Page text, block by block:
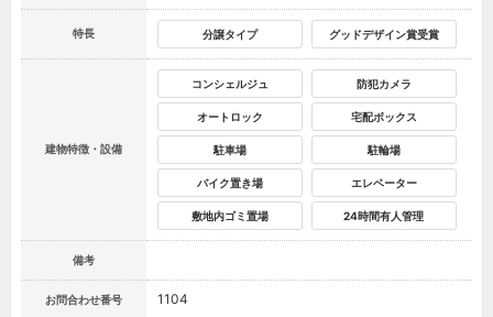
特長 分譲タイプ グッドデザイン賞受賞
建物特徴・設備
コンシェルジュ 防犯カメラ
オートロック 宅配ボックス
駐車場 駐輪場
バイク置き場 エレベーター
敷地内ゴミ置場 24時間有人管理
備考
お問合わせ番号 1104